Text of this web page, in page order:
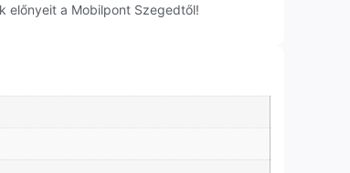
előnyeit a Mobilpont Szegedtől!